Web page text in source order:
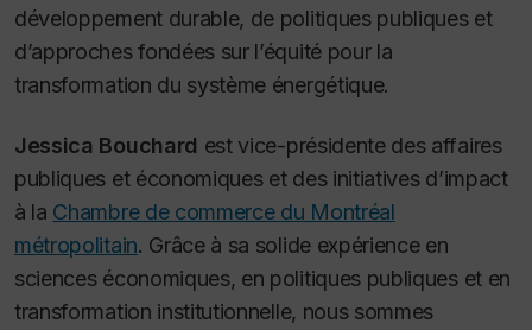
développement durable, de politiques publiques et
d’approches fondées sur l’équité pour la
transformation du système énergétique.
Jessica Bouchard est vice-présidente des affaires
publiques et économiques et des initiatives d’impact
à la Chambre de commerce du Montréal
métropolitain. Grâce à sa solide expérience en
sciences économiques, en politiques publiques et en
transformation institutionnelle, nous sommes